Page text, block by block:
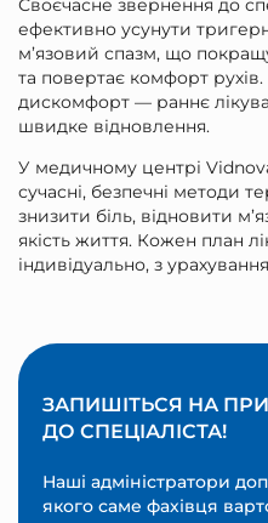
Своєчасне звернення до
ефективно усунути
м’язовий спазм, що
та повертає комфорт рухів.
дискомфорт — раннє
швидке відновлення.
У медичному центрі
сучасні, безпечні методи
знизити біль, відновити
якість життя. Кожен план
індивідуально, з
ЗАПИШІТЬСЯ НА
ДО СПЕЦІАЛІСТА!
Наші адміністратори
якого саме фахівця